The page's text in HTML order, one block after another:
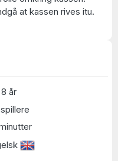
år
at kassen rives itu.